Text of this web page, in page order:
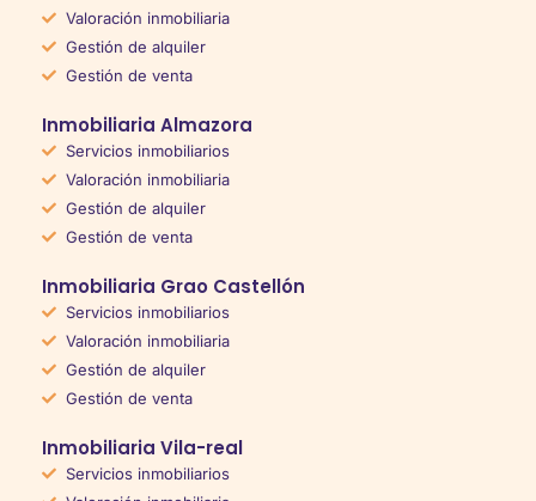
Valoración inmobiliaria
Gestión de alquiler
Gestión de venta
Inmobiliaria Almazora
Servicios inmobiliarios
Valoración inmobiliaria
Gestión de alquiler
Gestión de venta
Inmobiliaria Grao Castellón
Servicios inmobiliarios
Valoración inmobiliaria
Gestión de alquiler
Gestión de venta
Inmobiliaria Vila-real
Servicios inmobiliarios